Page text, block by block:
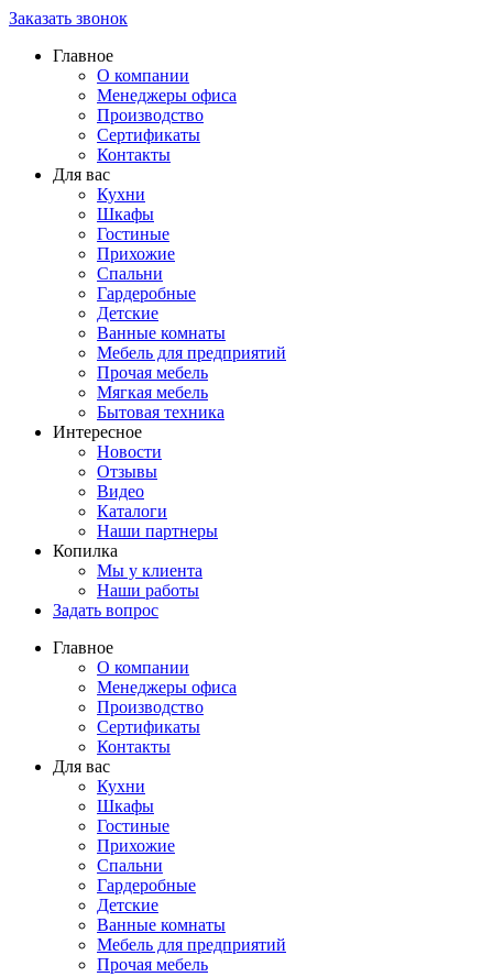
Заказать звонок
Главное
О компании
Менеджеры офиса
Производство
Сертификаты
Контакты
Для вас
Кухни
Шкафы
Гостиные
Прихожие
Спальни
Гардеробные
Детские
Ванные комнаты
Мебель для предприятий
Прочая мебель
Мягкая мебель
Бытовая техника
Интересное
Новости
Отзывы
Видео
Каталоги
Наши партнеры
Копилка
Мы у клиента
Наши работы
Задать вопрос
Главное
О компании
Менеджеры офиса
Производство
Сертификаты
Контакты
Для вас
Кухни
Шкафы
Гостиные
Прихожие
Спальни
Гардеробные
Детские
Ванные комнаты
Мебель для предприятий
Прочая мебель